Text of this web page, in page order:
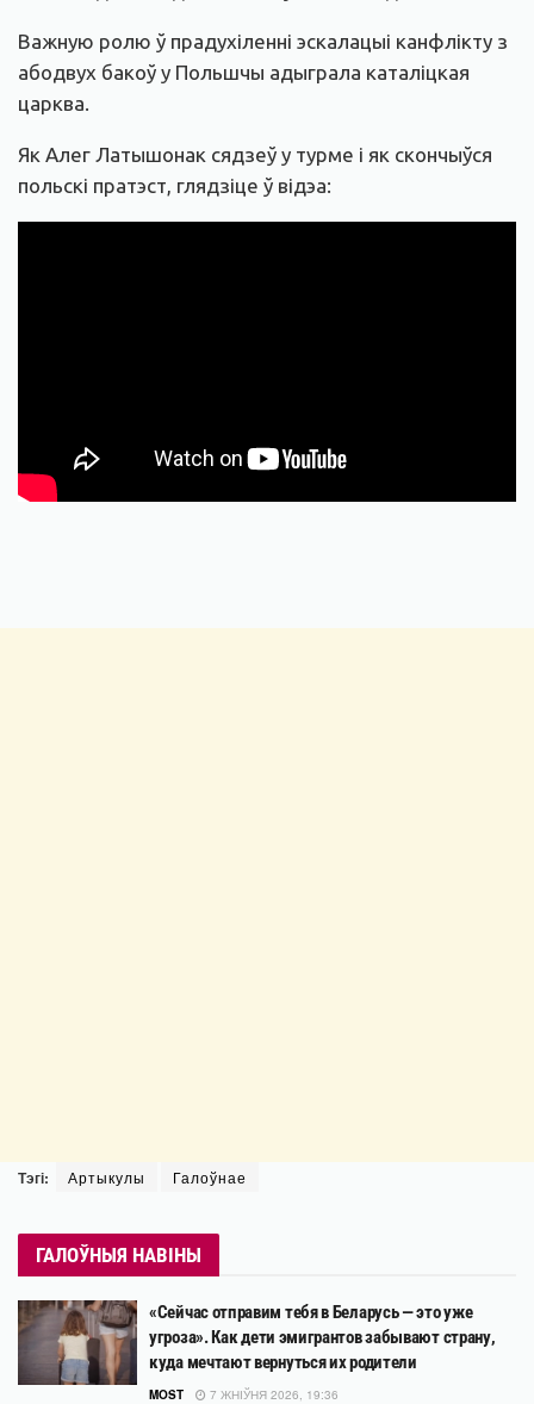
Важную ролю ў прадухіленні эскалацыі канфлікту з
абодвух бакоў у Польшчы адыграла каталіцкая
царква.
Як Алег Латышонак сядзеў у турме і як скончыўся
польскі пратэст, глядзіце ў відэа:
Тэгі: Артыкулы Галоўнае
ГАЛОЎНЫЯ НАВІНЫ
«Сейчас отправим тебя в Беларусь — это уже
угроза». Как дети эмигрантов забывают страну,
куда мечтают вернуться их родители
MOST 7 ЖНІЎНЯ 2026, 19:36